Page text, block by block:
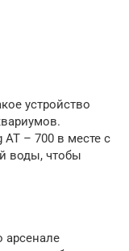
устройство
– 700 в месте с
воды, чтобы
арсенале